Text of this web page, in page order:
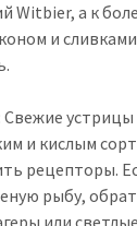
Witbier, а к
и
устрицы
и кислым
рецепторы.
рыбу,
или